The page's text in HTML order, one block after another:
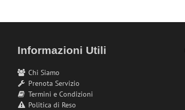
Informazioni Utili
Chi Siamo
Prenota Servizio
Termini e Condizioni
Politica di Reso